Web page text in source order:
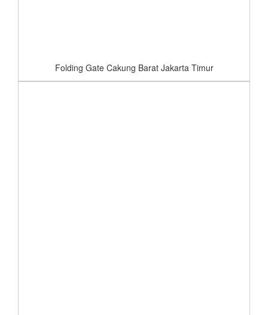
Folding Gate Cakung Barat Jakarta Timur